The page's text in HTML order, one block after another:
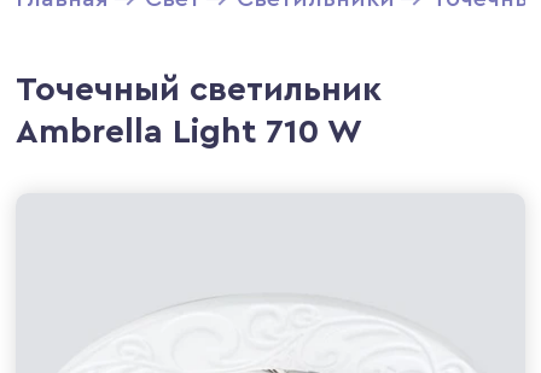
Точечный светильник
Ambrella Light 710 W